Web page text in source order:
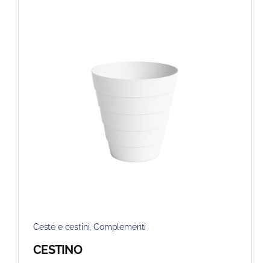
Ceste e cestini ,Complementi
CESTINO